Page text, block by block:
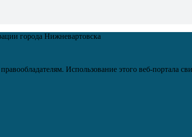
города Нижневартовска
Использование этого веб-портала